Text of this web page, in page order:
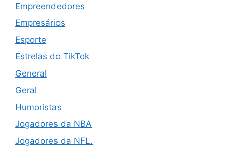
Empreendedores
Empresários
Esporte
Estrelas do TikTok
General
Geral
Humoristas
Jogadores da NBA
Jogadores da NFL.